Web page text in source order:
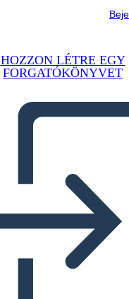
HOZZON LÉTRE EGY
FORGATÓKÖNYVET